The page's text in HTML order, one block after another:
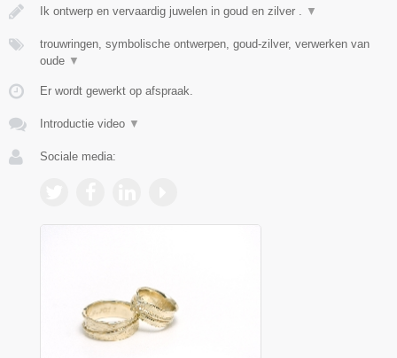
Ik ontwerp en vervaardig juwelen in goud en zilver . ▼
trouwringen, symbolische ontwerpen, goud-zilver, verwerken van
oude ▼
Er wordt gewerkt op afspraak.
Introductie video ▼
Sociale media: